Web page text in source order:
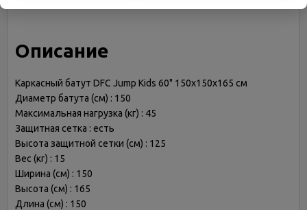
Описание
Каркасный батут DFC Jump Kids 60" 150х150х165 см
Диаметр батута (см) : 150
Максимальная нагрузка (кг) : 45
Защитная сетка : есть
Высота защитной сетки (см) : 125
Вес (кг) : 15
Ширина (см) : 150
Высота (см) : 165
Длина (см) : 150